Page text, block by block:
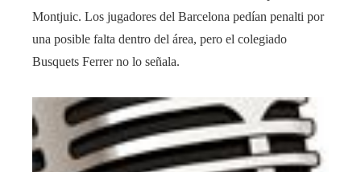
Montjuic. Los jugadores del Barcelona pedían penalti por
una posible falta dentro del área, pero el colegiado
Busquets Ferrer no lo señala.